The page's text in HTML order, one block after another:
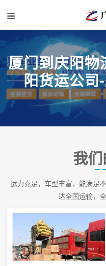
厦门到庆阳物
阳货运公司
我
运力充足，车型丰富，能满足
达全国运输，